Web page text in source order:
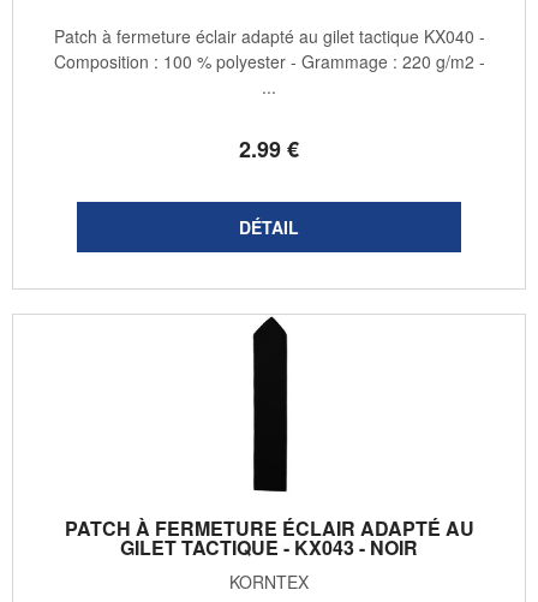
2.99€
Patch à fermeture éclair adapté au gilet tactique KX040 -
Composition : 100 % polyester - Grammage : 220 g/m2 -
...
PATCH À FERMETURE ÉCLAIR ADAPTÉ AU
GILET TACTIQUE - KX043 - NOIR
KORNTEX